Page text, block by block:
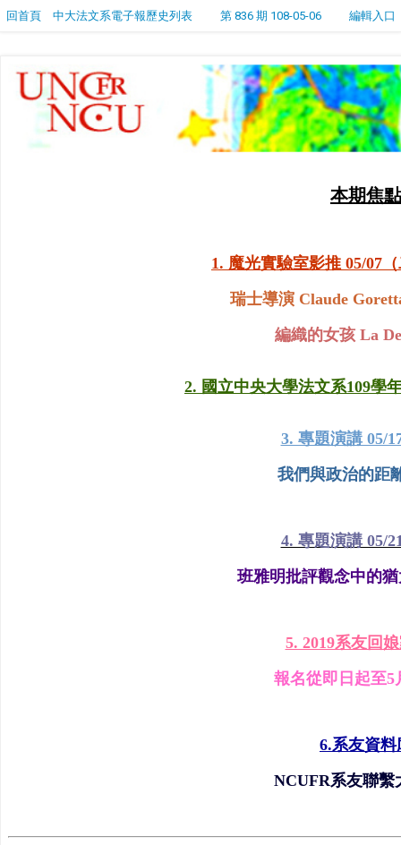
回首頁 中大法文系電子報歷史列表 第 836 期 108-05-06 編輯入口